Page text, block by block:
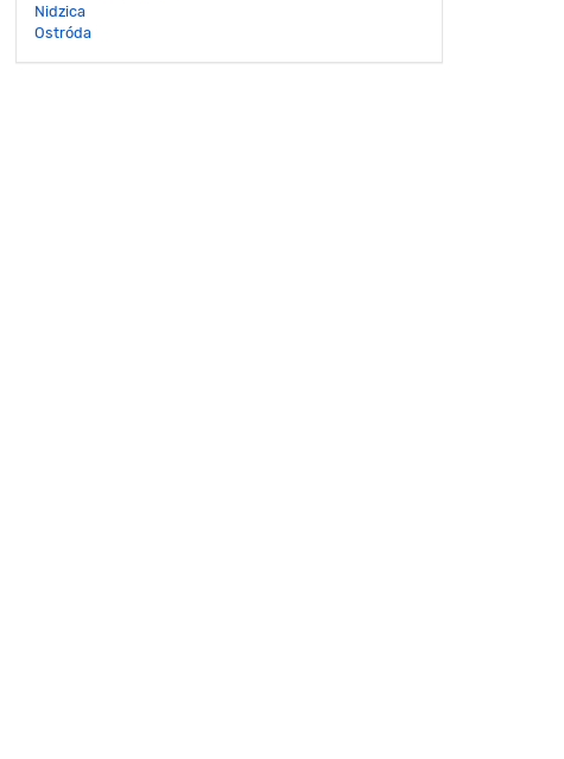
Nidzica
Ostróda